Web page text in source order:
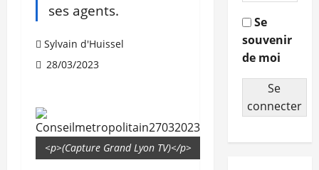
ses agents.
Sylvain d'Huissel
28/03/2023
<p>(Capture Grand Lyon TV)</p>
Se
souvenir
de moi
Se
connecter